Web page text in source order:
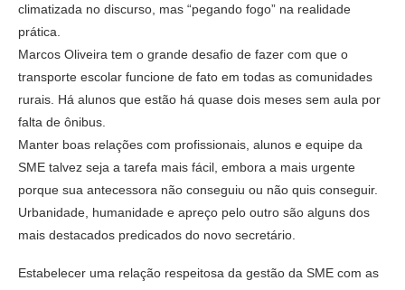
climatizada no discurso, mas “pegando fogo” na realidade
prática.
Marcos Oliveira tem o grande desafio de fazer com que o
transporte escolar funcione de fato em todas as comunidades
rurais. Há alunos que estão há quase dois meses sem aula por
falta de ônibus.
Manter boas relações com profissionais, alunos e equipe da
SME talvez seja a tarefa mais fácil, embora a mais urgente
porque sua antecessora não conseguiu ou não quis conseguir.
Urbanidade, humanidade e apreço pelo outro são alguns dos
mais destacados predicados do novo secretário.
Estabelecer uma relação respeitosa da gestão da SME com as